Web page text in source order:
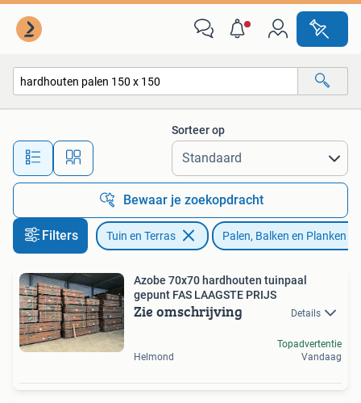
Alle afstanden…
Sorteer op
Bewaar je zoekopdracht
Filters Tuin en Terras Palen, Balken en Planken
Azobe 70x70 hardhouten tuinpaal
gepunt FAS LAAGSTE PRIJS
Zie omschrijving Details
Helmond
Topadvertentie
Vandaag